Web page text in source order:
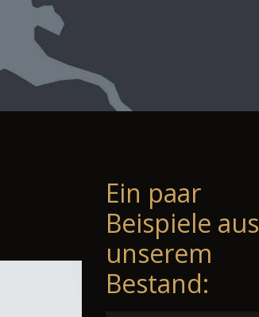
Ein paar
Beispiele aus
unserem
Bestand: